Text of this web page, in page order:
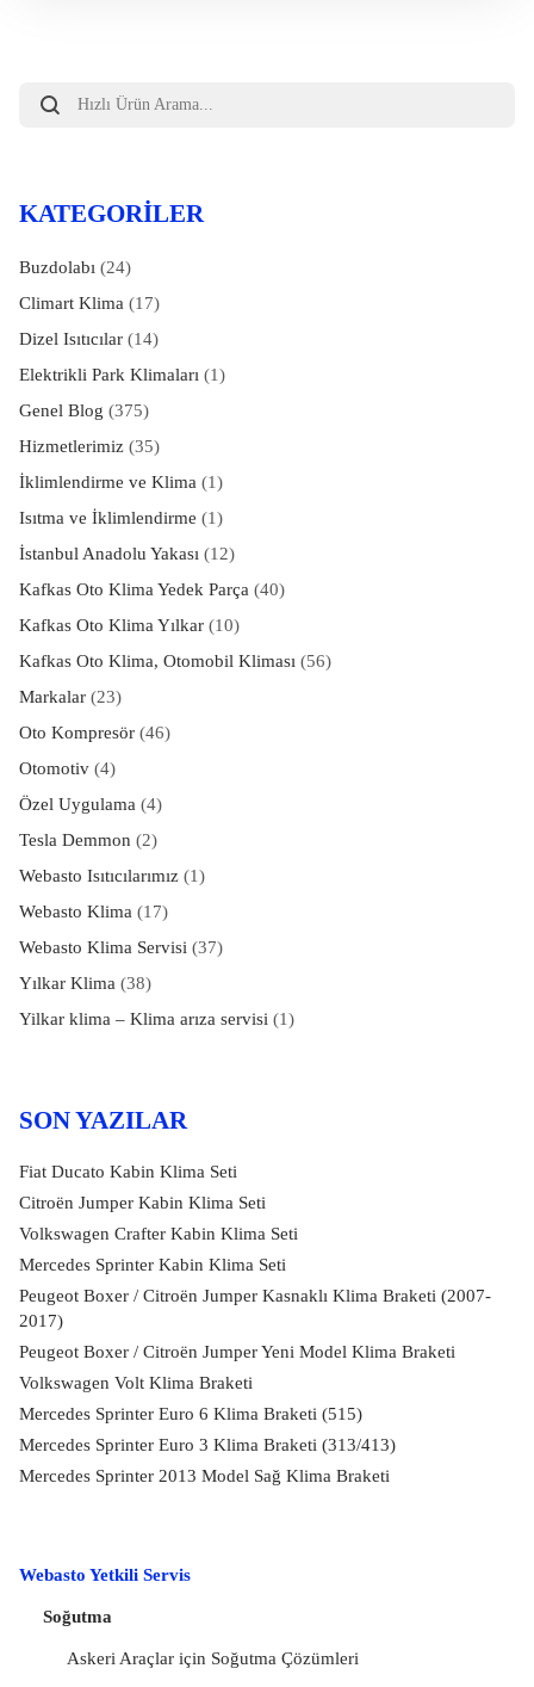
search
KATEGORILER
Buzdolabı (24)
Climart Klima (17)
Dizel Isıtıcılar(14)
Elektrikli Park Klimaları (1)
Genel Blog (375)
Hizmetlerimiz(35)
İklimlendirme ve Klima (1)
Isıtma ve İklimlendirme (1)
İstanbul Anadolu Yakası (12)
Kafkas Oto Klima Yedek Parça (40)
Kafkas Oto Klima Yılkar(10)
Kafkas Oto Klima, Otomobil Kliması (56)
Markalar(23)
Oto Kompresör(46)
Otomotiv(4)
Özel Uygulama (4)
Tesla Demmon (2)
Webasto Isıtıcılarımız(1)
Webasto Klima (17)
Webasto Klima Servisi (37)
Yılkar Klima (38)
Yilkar klima – Klima arıza servisi (1)
SON YAZILAR
Fiat Ducato Kabin Klima Seti
Citroën Jumper Kabin Klima Seti
Volkswagen Crafter Kabin Klima Seti
Mercedes Sprinter Kabin Klima Seti
Peugeot Boxer / Citroën Jumper Kasnaklı Klima Braketi (2007-
2017)
Peugeot Boxer / Citroën Jumper Yeni Model Klima Braketi
Volkswagen Volt Klima Braketi
Mercedes Sprinter Euro 6 Klima Braketi (515)
Mercedes Sprinter Euro 3 Klima Braketi (313/413)
Mercedes Sprinter 2013 Model Sağ Klima Braketi
Webasto Yetkili Servis
Soğutma
Askeri Araçlar için Soğutma Çözümleri